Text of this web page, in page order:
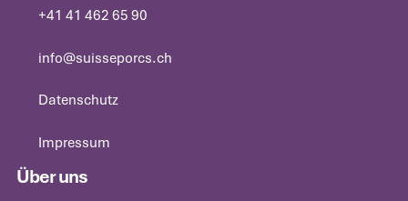
+41 41 462 65 90
info@suisseporcs.ch
Datenschutz
Impressum
Über uns